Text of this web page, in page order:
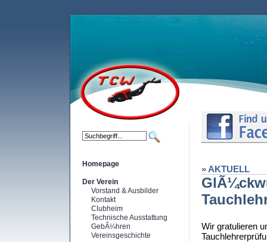
Homepage
Der Verein
Vorstand & Ausbilder
Kontakt
Clubheim
Technische Ausstattung
GebÃ¼hren
Vereinsgeschichte
» AKTUELL
Wir gratulieren